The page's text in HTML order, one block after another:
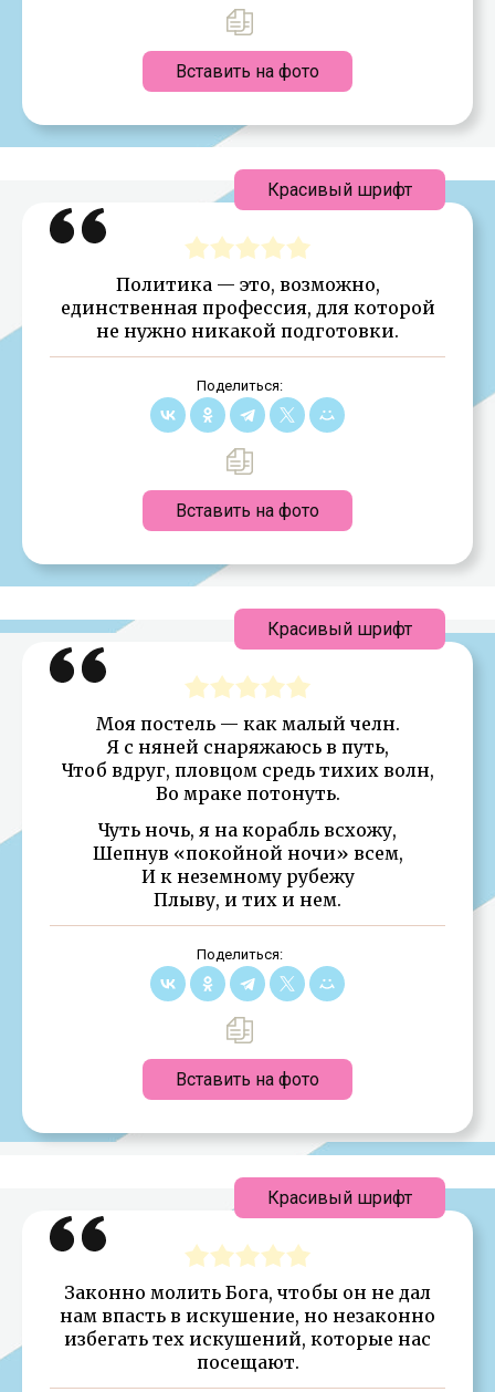
Вставить на фото
Политика — это, возможно,
единственная профессия, для которой
не нужно никакой подготовки.
Поделиться:
Вставить на фото
Красивый шрифт
Моя постель — как малый челн.
Я с няней снаряжаюсь в путь,
Чтоб вдруг, пловцом средь тихих волн,
Во мраке потонуть.
Чуть ночь, я на корабль всхожу,
Шепнув «покойной ночи» всем,
И к неземному рубежу
Плыву, и тих и нем.
Поделиться:
Вставить на фото
Красивый шрифт
Законно молить Бога, чтобы он не дал
нам впасть в искушение, но незаконно
избегать тех искушений, которые нас
посещают.
Красивый шрифт